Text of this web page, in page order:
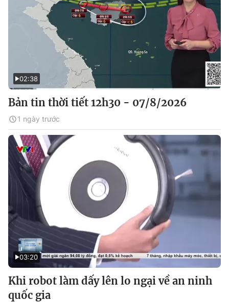
02:38
Bản tin thời tiết 12h30 - 07/8/2026
1 ngày trước
03:20
Khi robot làm dấy lên lo ngại về an ninh
quốc gia